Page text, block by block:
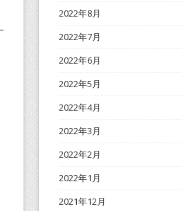
2022年8月
2022年7月
2022年6月
2022年5月
2022年4月
2022年3月
2022年2月
2022年1月
2021年12月